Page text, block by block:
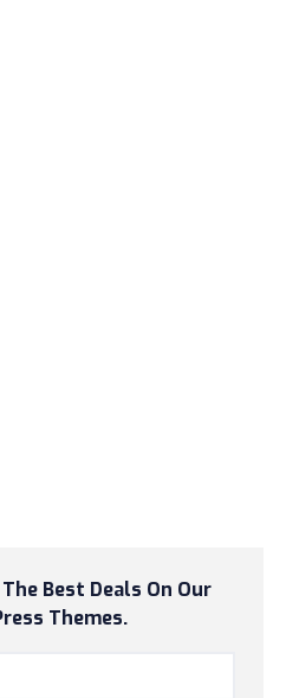
Best Deals On Our
Themes.